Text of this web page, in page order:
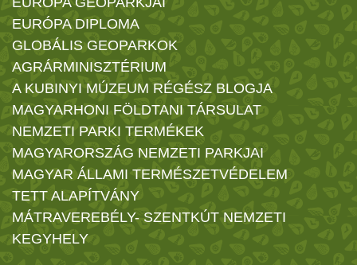
EURÓPA DIPLOMA
GLOBÁLIS GEOPARKOK
AGRÁRMINISZTÉRIUM
A KUBINYI MÚZEUM RÉGÉSZ BLOGJA
MAGYARHONI FÖLDTANI TÁRSULAT
NEMZETI PARKI TERMÉKEK
MAGYARORSZÁG NEMZETI PARKJAI
MAGYAR ÁLLAMI TERMÉSZETVÉDELEM
TETT ALAPÍTVÁNY
MÁTRAVEREBÉLY- SZENTKÚT NEMZETI
KEGYHELY